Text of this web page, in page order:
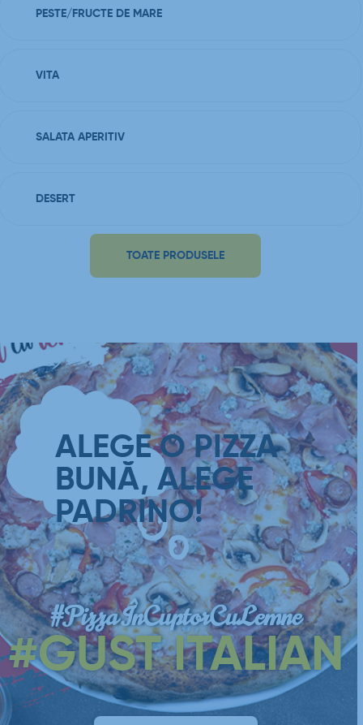
PESTE/FRUCTE DE MARE
VITA
SALATA APERITIV
DESERT
TOATE PRODUSELE
ALEGE O PIZZA
BUNĂ, ALEGE
PADRINO!
#PizzaÎnCuptorCuLemne
#GUST ITALIAN